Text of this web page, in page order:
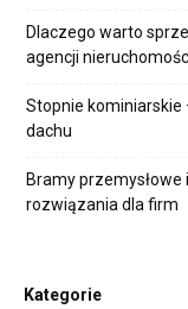
Dlaczego warto
agencji
Stopnie
dachu
Bramy
rozwiązania dla firm
Kategorie